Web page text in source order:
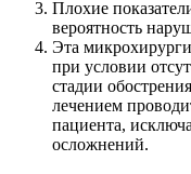
Плохие
вероятность
Эта
при условии
стадии
лечением
пациента,
осложнений.